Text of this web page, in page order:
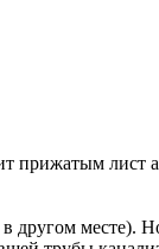
прижатым лист
другом месте).